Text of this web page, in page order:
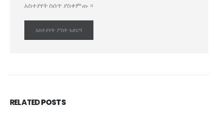
አስተያየት ስሰጥ ያስቀምጡ ።
RELATEDPOSTS